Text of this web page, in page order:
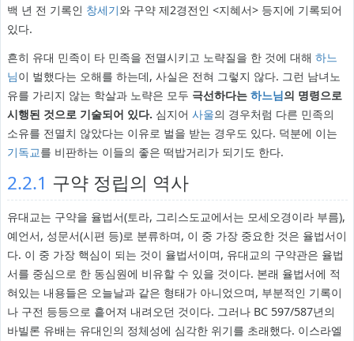
백 년 전 기록인 창세기와 구약 제2경전인 <지혜서> 등지에 기록되어
있다.
흔히 유대 민족이 타 민족을 전멸시키고 노략질을 한 것에 대해 하느
님이 벌했다는 오해를 하는데, 사실은 전혀 그렇지 않다. 그런 남녀노
유를 가리지 않는 학살과 노략은 모두 극선하다는 하느님의 명령으로
시행된 것으로 기술되어 있다.심지어 사울의 경우처럼 다른 민족의
소유를 전멸치 않았다는 이유로 벌을 받는 경우도 있다. 덕분에 이는
기독교를 비판하는 이들의 좋은 떡밥거리가 되기도 한다.
2.2.1 구약 정립의 역사
유대교는 구약을 율법서(토라, 그리스도교에서는 모세오경이라 부름),
예언서, 성문서(시편 등)로 분류하며, 이 중 가장 중요한 것은 율법서이
다. 이 중 가장 핵심이 되는 것이 율법서이며, 유대교의 구약관은 율법
서를 중심으로 한 동심원에 비유할 수 있을 것이다. 본래 율법서에 적
혀있는 내용들은 오늘날과 같은 형태가 아니었으며, 부분적인 기록이
나 구전 등등으로 흩어져 내려오던 것이다. 그러나 BC 597/587년의
바빌론 유배는 유대인의 정체성에 심각한 위기를 초래했다. 이스라엘